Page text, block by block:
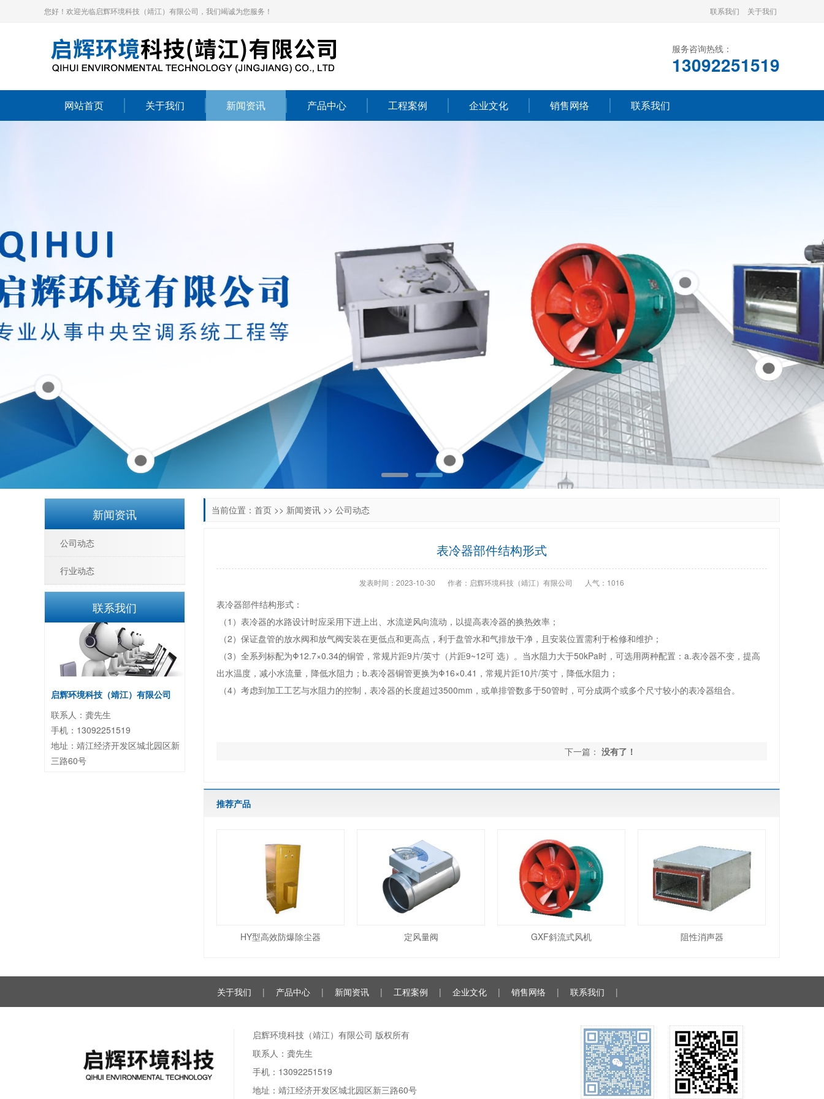
您好！欢迎光临启辉环境科技（靖江）有限公司，我们竭诚为您服务！ 联系我们 关于我们
服务咨询热线：
13092251519
网站首页 关于我们 新闻资讯 产品中心 工程案例 企业文化 销售网络 联系我们
当前位置： 首页 >> 新闻资讯 >> 公司动态
表冷器部件结构形式
发表时间：2023-10-30 作者：启辉环境科技（靖江）有限公司 人气：1016
表冷器部件结构形式：
（1）表冷器的水路设计时应采用下进上出、水流逆风向流动，以提高表冷器的换热效率；
（2）保证盘管的放水阀和放气阀安装在更低点和更高点，利于盘管水和气排放干净，且安装位置需利于检修和维护；
（3）全系列标配为Φ12.7×0.34的铜管，常规片距9片/英寸（片距9~12可 选）。当水阻力大于50kPa时，可选用两种配置：a.表冷器不变，提高
出水温度，减小水流量，降低水阻力；b.表冷器铜管更换为Φ16×0.41，常规片距10片/英寸，降低水阻力；
（4）考虑到加工工艺与水阻力的控制，表冷器的长度超过3500mm，或单排管数多于50管时，可分成两个或多个尺寸较小的表冷器组合。
下一篇： 没有了！
推荐产品
HY型高效防爆除尘器 定风量阀 GXF斜流式风机 阻性消声器
新闻资讯
公司动态
行业动态
联系我们
启辉环境科技（靖江）有限公司
联系人：龚先生
手机：13092251519
地址：靖江经济开发区城北园区新
三路60号
关于我们 | 产品中心 | 新闻资讯 | 工程案例 | 企业文化 | 销售网络 | 联系我们 |
启辉环境科技（靖江）有限公司 版权所有
联系人：龚先生
手机：13092251519
地址：靖江经济开发区城北园区新三路60号